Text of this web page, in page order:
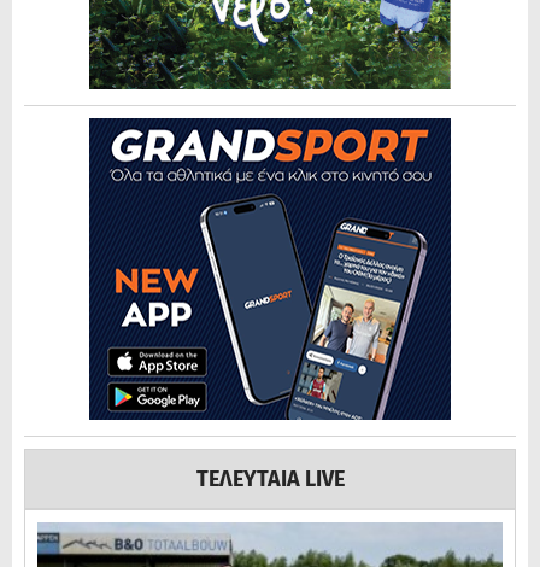
ΤΕΛΕΥΤΑΙΑ LIVE